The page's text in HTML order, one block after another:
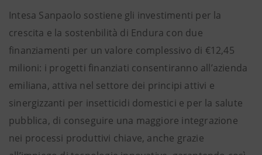
Intesa Sanpaolo sostiene gli investimenti per la
crescita e la sostenbilità di Endura con due
finanziamenti per un valore complessivo di €12,45
milioni: i progetti finanziati consentiranno all’azienda
emiliana, attiva nel settore dei principi attivi e
sinergizzanti per insetticidi domestici e per la salute
pubblica, di conseguire una maggiore integrazione
nei processi produttivi chiave, anche grazie